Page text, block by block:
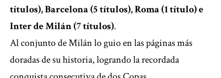
títulos), Barcelona (5 títulos), Roma (1 título) e
Inter de Milán (7 títulos).
Al conjunto de Milán lo guio en las páginas más
doradas de su historia, logrando la recordada